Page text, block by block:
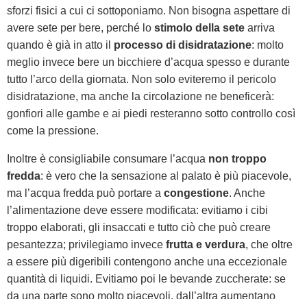
sforzi fisici a cui ci sottoponiamo. Non bisogna aspettare di
avere sete per bere, perché lo stimolo della sete arriva
quando è già in atto il processo di disidratazione: molto
meglio invece bere un bicchiere d’acqua spesso e durante
tutto l’arco della giornata. Non solo eviteremo il pericolo
disidratazione, ma anche la circolazione ne beneficerà:
gonfiori alle gambe e ai piedi resteranno sotto controllo così
come la pressione.
Inoltre è consigliabile consumare l’acqua non troppo
fredda: è vero che la sensazione al palato è più piacevole,
ma l’acqua fredda può portare a congestione. Anche
l’alimentazione deve essere modificata: evitiamo i cibi
troppo elaborati, gli insaccati e tutto ciò che può creare
pesantezza; privilegiamo invece frutta e verdura, che oltre
a essere più digeribili contengono anche una eccezionale
quantità di liquidi. Evitiamo poi le bevande zuccherate: se
da una parte sono molto piacevoli, dall’altra aumentano